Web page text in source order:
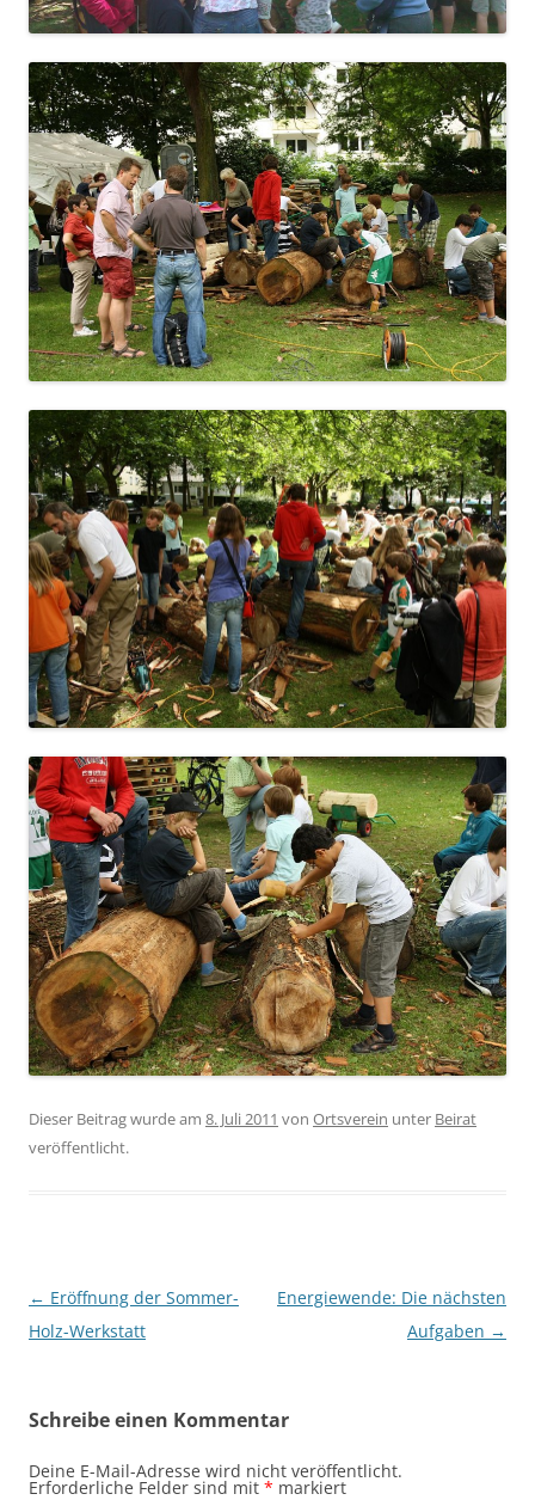
Dieser Beitrag wurde am 8. Juli 2011 von Ortsverein unter Beirat
veröffentlicht.
Beitragsnavigation
← Eröffnung der Sommer-
Holz-Werkstatt
Energiewende: Die nächsten
Aufgaben →
Schreibe einen Kommentar
Deine E-Mail-Adresse wird nicht veröffentlicht.
Erforderliche Felder sind mit * markiert